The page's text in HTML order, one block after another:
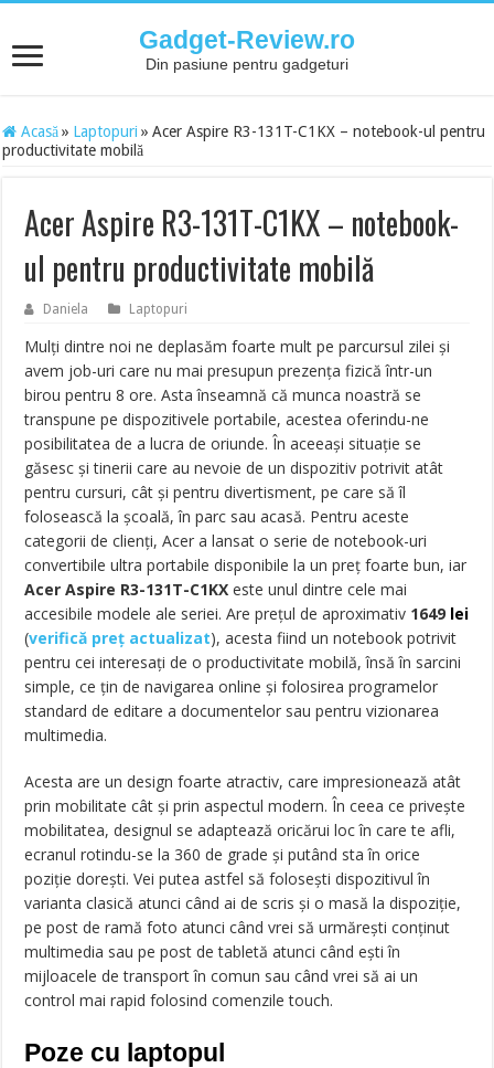
Gadget-Review.ro
Din pasiune pentru gadgeturi
Acasă » Laptopuri » Acer Aspire R3-131T-C1KX – notebook-ul pentru
productivitate mobilă
Acer Aspire R3-131T-C1KX – notebook-
ul pentru productivitate mobilă
Daniela Laptopuri
Mulți dintre noi ne deplasăm foarte mult pe parcursul zilei și
avem job-uri care nu mai presupun prezența fizică într-un
birou pentru 8 ore. Asta înseamnă că munca noastră se
transpune pe dispozitivele portabile, acestea oferindu-ne
posibilitatea de a lucra de oriunde. În aceeași situație se
găsesc și tinerii care au nevoie de un dispozitiv potrivit atât
pentru cursuri, cât și pentru divertisment, pe care să îl
folosească la școală, în parc sau acasă. Pentru aceste
categorii de clienți, Acer a lansat o serie de notebook-uri
convertibile ultra portabile disponibile la un preț foarte bun, iar
Acer Aspire R3-131T-C1KX este unul dintre cele mai
accesibile modele ale seriei. Are prețul de aproximativ 1649 lei
(verifică preț actualizat), acesta fiind un notebook potrivit
pentru cei interesați de o productivitate mobilă, însă în sarcini
simple, ce țin de navigarea online și folosirea programelor
standard de editare a documentelor sau pentru vizionarea
multimedia.
Acesta are un design foarte atractiv, care impresionează atât
prin mobilitate cât și prin aspectul modern. În ceea ce privește
mobilitatea, designul se adaptează oricărui loc în care te afli,
ecranul rotindu-se la 360 de grade și putând sta în orice
poziție dorești. Vei putea astfel să folosești dispozitivul în
varianta clasică atunci când ai de scris și o masă la dispoziție,
pe post de ramă foto atunci când vrei să urmărești conținut
multimedia sau pe post de tabletă atunci când ești în
mijloacele de transport în comun sau când vrei să ai un
control mai rapid folosind comenzile touch.
Poze cu laptopul